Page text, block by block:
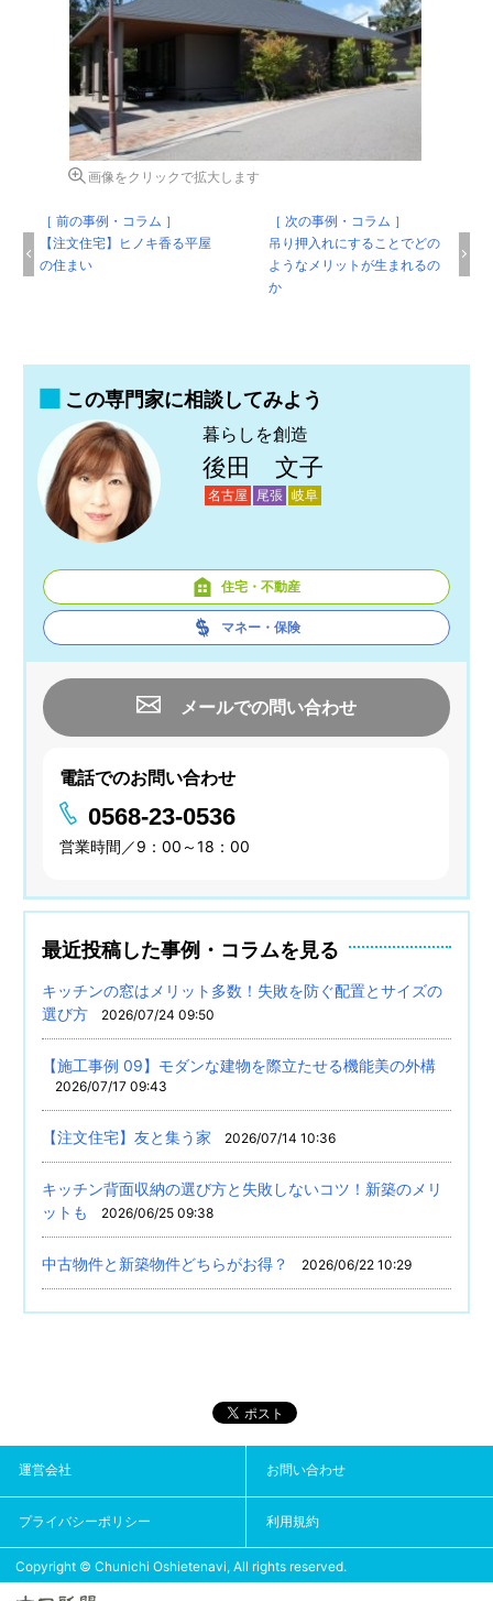
画像をクリックで拡大します
［ 前の事例・コラム ］
【注文住宅】ヒノキ香る平屋
の住まい
［ 次の事例・コラム ］
吊り押入れにすることでどの
ようなメリットが生まれるの
か
この専門家に相談してみよう
暮らしを創造
後田 文子
名古屋 尾張 岐阜
住宅・不動産
マネー・保険
メールでの問い合わせ
電話でのお問い合わせ
0568-23-0536
営業時間／9：00～18：00
最近投稿した事例・コラムを見る
キッチンの窓はメリット多数！失敗を防ぐ配置とサイズの
選び方
2026/07/24 09:50
【施工事例 09】モダンな建物を際立たせる機能美の外構
2026/07/17 09:43
【注文住宅】友と集う家 2026/07/14 10:36
キッチン背面収納の選び方と失敗しないコツ！新築のメリ
ットも
2026/06/25 09:38
中古物件と新築物件どちらがお得？ 2026/06/22 10:29
運営会社 お問い合わせ
プライバシーポリシー 利用規約
Copyright © Chunichi Oshietenavi, All rights reserved.